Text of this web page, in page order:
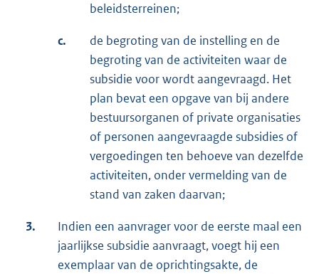
beleidsterreinen;
c.
de begroting van de instelling en de
begroting van de activiteiten waar de
subsidie voor wordt aangevraagd. Het
plan bevat een opgave van bij andere
bestuursorganen of private organisaties
of personen aangevraagde subsidies of
vergoedingen ten behoeve van dezelfde
activiteiten, onder vermelding van de
stand van zaken daarvan;
3.
Indien een aanvrager voor de eerste maal een
jaarlijkse subsidie aanvraagt, voegt hij een
exemplaar van de oprichtingsakte, de